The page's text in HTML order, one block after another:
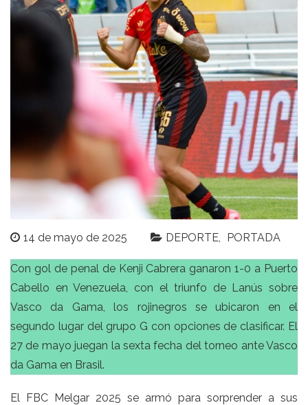
14 de mayo de 2025 DEPORTE PORTADA
Con gol de penal de Kenji Cabrera ganaron 1-0 a Puerto
Cabello en Venezuela, con el triunfo de Lanús sobre
Vasco da Gama, los rojinegros se ubicaron en el
segundo lugar del grupo G con opciones de clasificar. El
27 de mayo juegan la sexta fecha del torneo ante Vasco
da Gama en Brasil.
El FBC Melgar 2025 se armó para sorprender a sus